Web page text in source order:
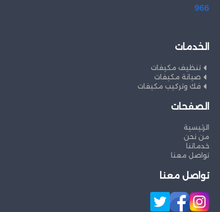
966
الخدمات
تنظيف مكيفات
صيانة مكيفات
فك وتركيب مكيفات
الصفحات
الرئيسية
من نحن
خدماتنا
تواصل معنا
تواصل معنا